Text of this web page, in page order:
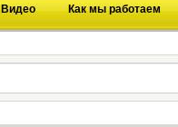
Видео Как мы работаем